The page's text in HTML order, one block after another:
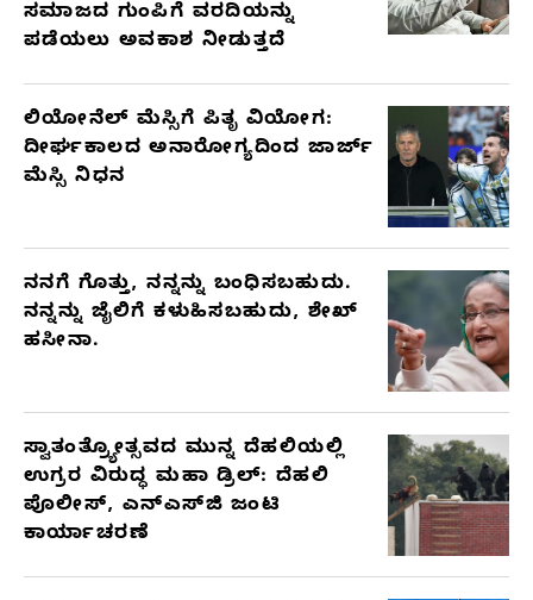
ಸಮಾಜದ ಗುಂಪಿಗೆ ವರದಿಯನ್ನು
ಪಡೆಯಲು ಅವಕಾಶ ನೀಡುತ್ತದೆ
ಲಿಯೋನೆಲ್ ಮೆಸ್ಸಿಗೆ ಪಿತೃ ವಿಯೋಗ:
ದೀರ್ಘಕಾಲದ ಅನಾರೋಗ್ಯದಿಂದ ಜಾರ್ಜ್
ಮೆಸ್ಸಿ ನಿಧನ
ನನಗೆ ಗೊತ್ತು, ನನ್ನನ್ನು ಬಂಧಿಸಬಹುದು.
ನನ್ನನ್ನು ಜೈಲಿಗೆ ಕಳುಹಿಸಬಹುದು, ಶೇಖ್
ಹಸೀನಾ.
ಸ್ವಾತಂತ್ರ್ಯೋತ್ಸವದ ಮುನ್ನ ದೆಹಲಿಯಲ್ಲಿ
ಉಗ್ರರ ವಿರುದ್ಧ ಮಹಾ ಡ್ರಿಲ್: ದೆಹಲಿ
ಪೊಲೀಸ್, ಎನ್‌ಎಸ್‌ಜಿ ಜಂಟಿ
ಕಾರ್ಯಾಚರಣೆ